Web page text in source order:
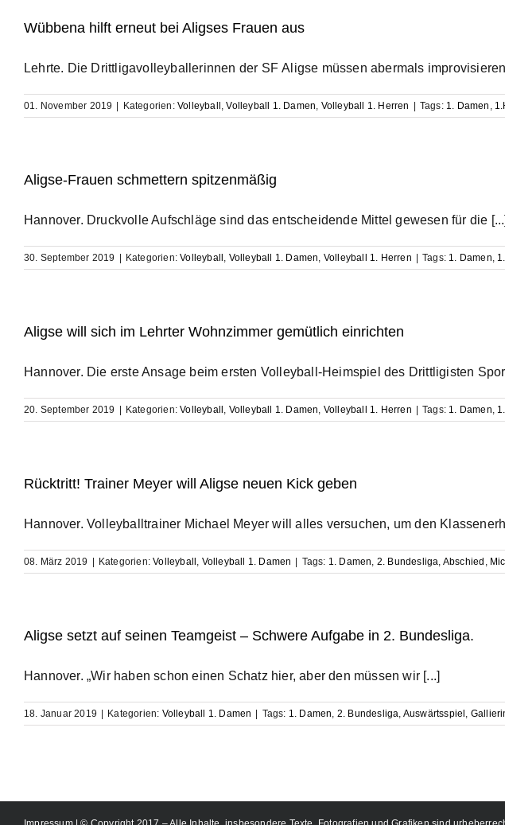
Wübbena hilft erneut bei Aligses Frauen aus
Lehrte. Die Drittligavolleyballerinnen der SF Aligse müssen abermals
01. November 2019 Kategorien:Volleyball ,Volleyball 1. Damen, Volleyball 1. Herren Tags: 1. Damen ,
Aligse-Frauen schmettern spitzenmäßig
Hannover. Druckvolle Aufschläge sind das entscheidende Mittel gewesen für die [...]
30. September 2019 Kategorien:Volleyball , Volleyball 1. Damen, Volleyball 1. Herren Tags: 1. Damen,
Aligse will sich im Lehrter Wohnzimmer gemütlich einrichten
Hannover. Die erste Ansage beim ersten Volleyball-Heimspiel des Drittligisten
20. September 2019 Kategorien:Volleyball , Volleyball 1. Damen, Volleyball 1. Herren Tags: 1. Damen,
Rücktritt! Trainer Meyer will Aligse neuen Kick geben
Hannover. Volleyballtrainer Michael Meyer will alles versuchen, um den
08. März 2019 Kategorien:Volleyball , Volleyball 1. Damen Tags: 1. Damen, 2. Bundesliga, Abschied ,
Aligse setzt auf seinen Teamgeist – Schwere Aufgabe in 2. Bundesliga.
Hannover. „Wir haben schon einen Schatz hier, aber den müssen wir [...]
18. Januar 2019 Kategorien: Volleyball 1. Damen Tags: 1. Damen, 2. Bundesliga, Auswärtsspiel ,